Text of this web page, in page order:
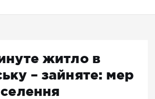
житло в
– зайняте: мер